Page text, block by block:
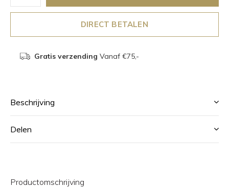
DIRECT BETALEN
Gratis verzending Vanaf €75,-
Beschrijving
Delen
Productomschrijving